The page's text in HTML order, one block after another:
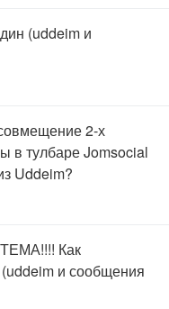
(uddeim и
2-х
в тулбаре Jomsocial
Uddeim?
Как
и сообщения